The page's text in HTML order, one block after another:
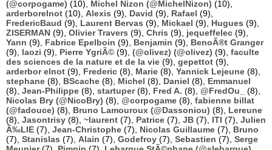
(@corpogame) (10), Michel Nizon (@MichelNizon) (10),
arderborelnot (10), Alexis (9), David (9), Rafael (9),
FredericBaud (9), Laurent Bervas (9), Mickael (9), Hugues (9),
ZISERMAN (9), Olivier Travers (9), Chris (9), jequeffelec (9),
Yann (9), Fabrice Epelboin (9), Benjamin (9), BenoÃ®t Granger
(9), laozi (9), Pierre YgriÃ© (9), (@olivez) (@olivez) (9), faculte
des sciences de la nature et de la vie (9), gepettot (9),
arderbor elnot (9), Frederic (8), Marie (8), Yannick Lejeune (8),
stephane (8), BScache (8), Michel (8), Daniel (8), Emmanuel
(8), Jean-Philippe (8), startuper(8), Fred A. (8), @FredOu_
(8),
Nicolas Bry (@NicoBry) (8), @corpogame (8), fabienne billat
(@fadouce) (8), Bruno Lamouroux (@Dassoniou) (8), Lereune
(8), Jasontrisy (8), ~laurent (7), Patrice (7), JB (7), ITI (7), Julien
Ã‰LIE (7), Jean-Christophe (7), Nicolas Guillaume (7), Bruno
(7), Stanislas (7), Alain (7), Godefroy (7), Sebastien (7), Serge